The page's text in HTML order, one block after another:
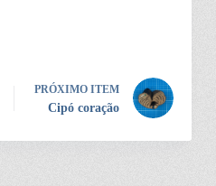
PRÓXIMO ITEM
Cipó coração